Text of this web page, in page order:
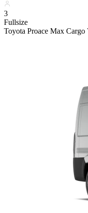
3
Fullsize
Toyota Proace Max